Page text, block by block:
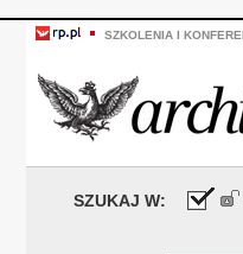
SZKOLENIA I
SZUKAJ W: